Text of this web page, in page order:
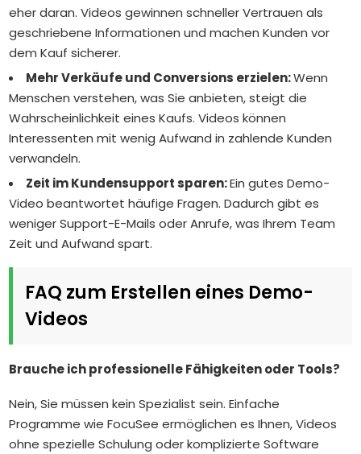
eher daran. Videos gewinnen schneller Vertrauen als
geschriebene Informationen und machen Kunden vor
dem Kauf sicherer.
Mehr Verkäufe und Conversions erzielen:Wenn
Menschen verstehen, was Sie anbieten, steigt die
Wahrscheinlichkeit eines Kaufs. Videos können
Interessenten mit wenig Aufwand in zahlende Kunden
verwandeln.
Zeit im Kundensupport sparen:Ein gutes Demo-
Video beantwortet häufige Fragen. Dadurch gibt es
weniger Support-E-Mails oder Anrufe, was Ihrem Team
Zeit und Aufwand spart.
FAQ zum Erstellen eines Demo-
Videos
Brauche ich professionelle Fähigkeiten oder Tools?
Nein, Sie müssen kein Spezialist sein. Einfache
Programme wie FocuSee ermöglichen es Ihnen, Videos
ohne spezielle Schulung oder komplizierte Software